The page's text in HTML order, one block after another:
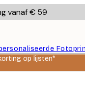
vanaf € 59
op lijsten*